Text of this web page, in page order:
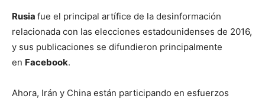
Rusia fue el principal artífice de la desinformación
relacionada con las elecciones estadounidenses de 2016,
y sus publicaciones se difundieron principalmente
en Facebook.
Ahora, Irán y China están participando en esfuerzos